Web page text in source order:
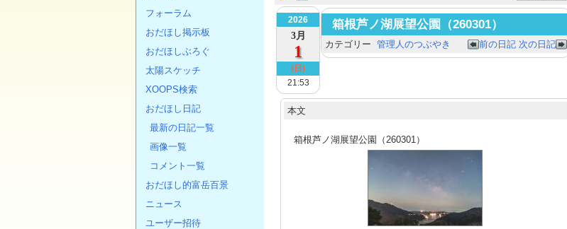
2026
3月
1
(日)
21:53
箱根芦ノ湖展望公園（260301）
前の日記 次の日記
カテゴリー 管理人のつぶやき
本文
箱根芦ノ湖展望公園（260301）
フォーラム
おだほし掲示板
おだほしぶろぐ
太陽スケッチ
XOOPS検索
おだほし日記
最新の日記一覧
画像一覧
コメント一覧
おだほし的富岳百景
ニュース
ユーザー招待